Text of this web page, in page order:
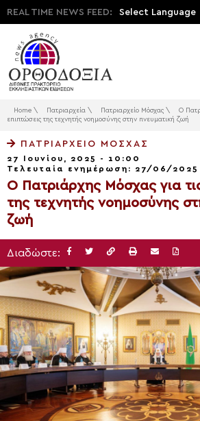
REAL TIME NEWS FEED: Select Language
Home \ Πατριαρχεία \ Πατριαρχείο Μόσχας \
Ο
επιπτώσεις της τεχνητής νοημοσύνης στην πνευματική ζωή
ΠΑΤΡΙΑΡΧΕΊΟ ΜΌΣΧΑΣ
27 Ιουνίου, 2025 - 10:00
Τελευταία ενημέρωση: 27/06/
Ο Πατριάρχης Μόσχας για
της τεχνητής νοημοσύνης
ζωή
Διαδώστε: